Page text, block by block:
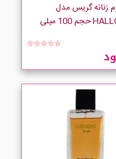
زنانه گریس مدل
HALLOWEEN حجم 100 میلی
☆☆☆☆☆